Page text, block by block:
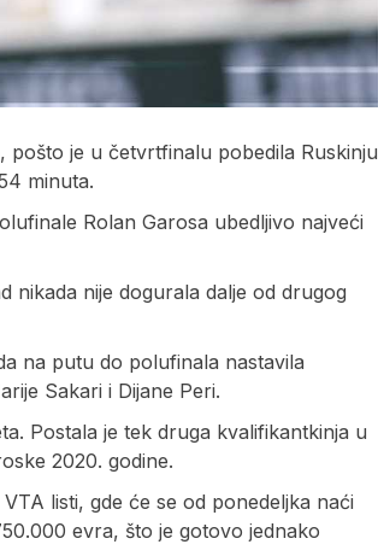
pošto je u četvrtfinalu pobedila Ruskinju
minuta.
Rolan Garosa ubedljivo najveći
nikada nije dogurala dalje od drugog
na putu do polufinala nastavila
Sakari i Dijane Peri.
Postala je tek druga kvalifikantkinja u
2020. godine.
listi, gde će se od ponedeljka naći
evra, što je gotovo jednako